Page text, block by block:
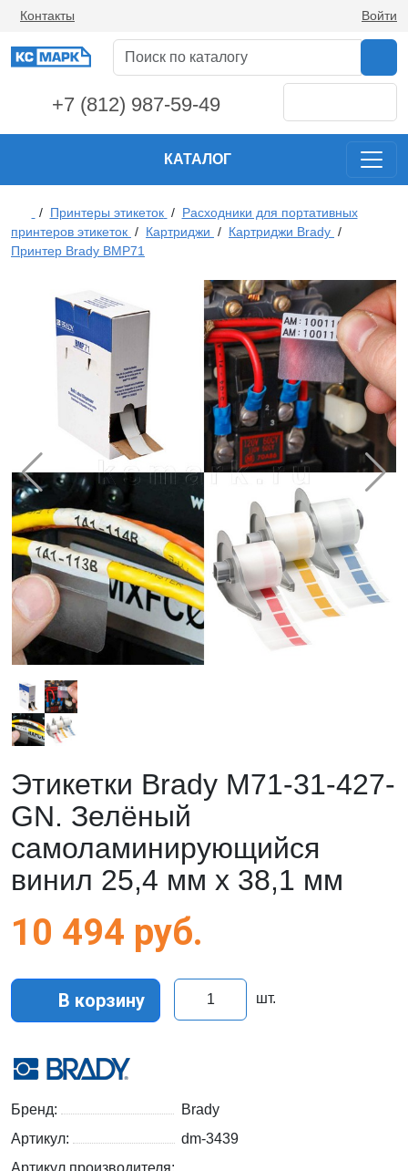
Контакты Войти
+7 (812) 987-59-49
КАТАЛОГ
/ Принтеры этикеток / Расходники для портативных
принтеров этикеток / Картриджи / Картриджи Brady /
Принтер Brady BMP71
Этикетки Brady M71-31-427-
GN. Зелёный
самоламинирующийся
винил 25,4 мм х 38,1 мм
10 494 руб.
В корзину шт.
Бренд:
Brady
Артикул:
dm-3439